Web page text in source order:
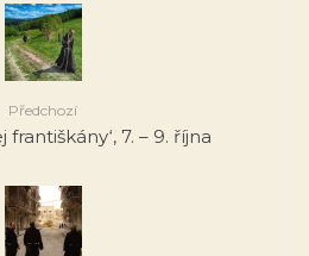
Předchozí
františkány‘, 7. – 9. října